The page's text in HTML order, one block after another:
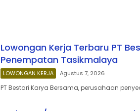
Lowongan Kerja Terbaru PT
Penempatan Tasikmalaya
LOWONGAN KERJA Agustus 7, 2026
PT Bestari Karya Bersama, perusahaan